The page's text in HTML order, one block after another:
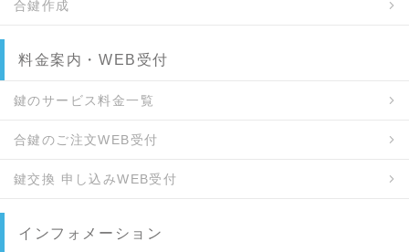
合鍵作成
料金案内・WEB受付
鍵のサービス料金一覧
合鍵のご注文WEB受付
鍵交換 申し込みWEB受付
インフォメーション